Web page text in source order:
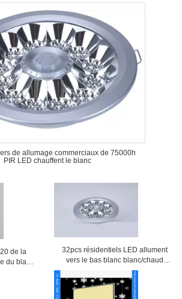
de allumage commerciaux de 75000h
PIR LED chauffent le blanc
de la
du blanc
32pcs résidentiels LED allument
vers le bas blanc blanc/chaud
économiseur d'énergie